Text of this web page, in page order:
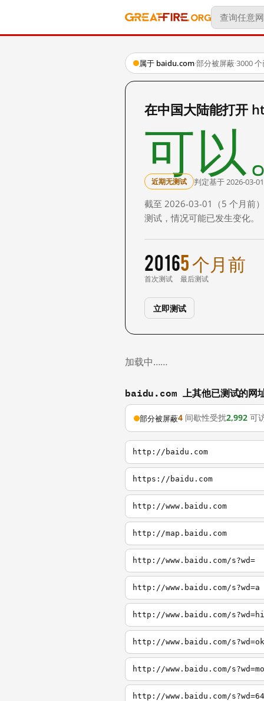
属于 baidu.com·部分被屏蔽·3000
在中国大陆能打开
可以
近期无测试 判定基于 2026-03-
截至 2026-03-01（5 个月前
测试，情况可能已发生变化。
2016
首次测试
5 个月前
最后测试
立即测试
加载中……
baidu.com 上其他已测试的网
部分被屏蔽4 间歇性受扰2,992 可
http://baidu.com
https://baidu.com
http://www.baidu.com
http://map.baidu.com
http://www.baidu.com/s?wd=
http://www.baidu.com/s?wd=a
http://www.baidu.com/s?wd=hi
http://www.baidu.com/s?wd=ok
http://www.baidu.com/s?wd=mo
http://www.baidu.com/s?wd=64